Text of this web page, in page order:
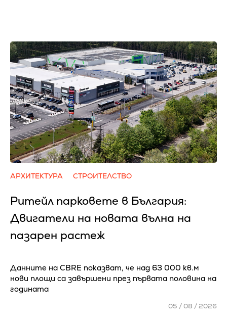
АРХИТЕКТУРА СТРОИТЕЛСТВО
Ритейл парковете в България:
Двигатели на новата вълна на
пазарен растеж
Данните на CBRE показват, че над 63 000 кв.м
нови площи са завършени през първата половина на
годината
05 / 08 / 2026